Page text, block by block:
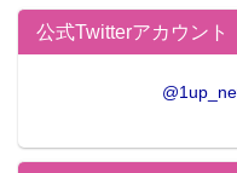
この記事が気
公式Twitterアカウント